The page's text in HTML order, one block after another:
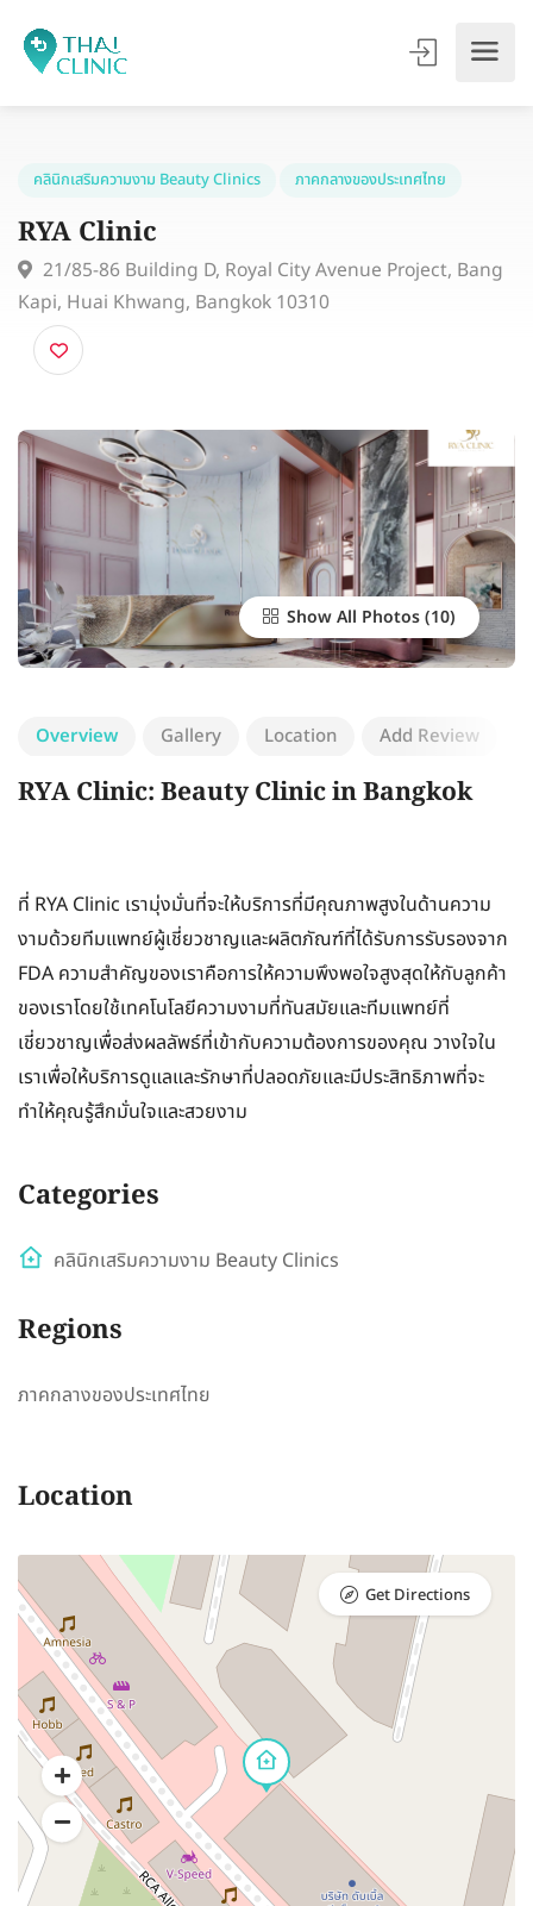
คลินิกเสริมความงาม Beauty Clinics
RYA Clinic
21/85-86 Building D, Royal City Avenue Project,
Kapi, Huai Khwang, Bangkok 10310
Show All Photos
Overview Gallery Location Add Review
RYA Clinic: Beauty Clinic in Bangkok
ที่ RYA Clinic เรามุ่งมั่นที่จะให้บริการที่มีคุณภาพสูงในด้านความ
งามด้วยทีมแพทย์ผู้เชี่ยวชาญและผลิตภัณฑ์ที่ได้รับการรับรองจาก
FDA ความสำคัญของเราคือการให้ความพึงพอใจสูงสุดให้กับลูกค้า
ของเราโดยใช้เทคโนโลยีความงามที่ทันสมัยและทีมแพทย์ที่
เชี่ยวชาญเพื่อส่งผลลัพธ์ที่เข้ากับความต้องการของคุณ วางใจใน
เราเพื่อให้บริการดูแลและรักษาที่ปลอดภัยและมีประสิทธิภาพที่จะ
ทำให้คุณรู้สึกมั่นใจและสวยงาม
Categories
คลินิกเสริมความงาม Beauty Clinics
Regions
ภาคกลางของประเทศไทย
Location
Get Directions